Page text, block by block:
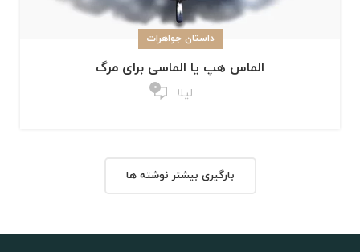
داستان جواهرات
الماس هپ یا الماسی برای مرگ
لیلا 0
بارگیری بیشتر نوشته ها